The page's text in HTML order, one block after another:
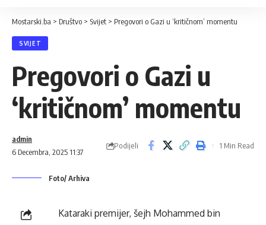
Mostarski.ba > Društvo > Svijet > Pregovori o Gazi u ‘kritičnom’ momentu
SVIJET
Pregovori o Gazi u
‘kritičnom’ momentu
6 Decembra, 2025 11:37
admin
Podijeli 1 Min Read
Foto/ Arhiva
Kataraki premijer, šejh Mohammed bin